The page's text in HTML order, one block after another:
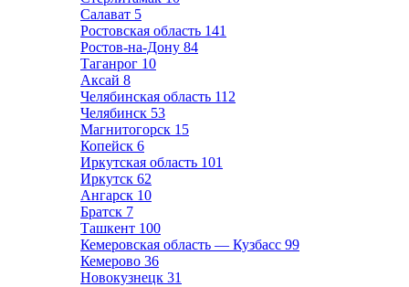
Салават 5
Ростовская область 141
Ростов-на-Дону 84
Таганрог 10
Аксай 8
Челябинская область 112
Челябинск 53
Магнитогорск 15
Копейск 6
Иркутская область 101
Иркутск 62
Ангарск 10
Братск 7
Ташкент 100
Кемеровская область — Кузбасс 99
Кемерово 36
Новокузнецк 31